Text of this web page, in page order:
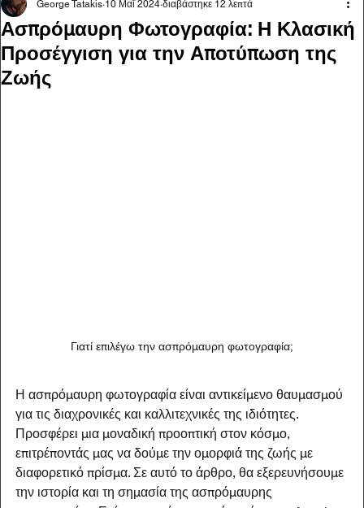
Ασπρόμαυρη Φωτογραφία: Η Κλασική
Προσέγγιση για την Αποτύπωση της
Ζωής
George Tatakis 10 Μαΐ 2024 διαβάστηκε 12 λεπτά
Γιατί επιλέγω την ασπρόμαυρη φωτογραφία;
Η ασπρόμαυρη φωτογραφία είναι αντικείμενο θαυμασμού
για τις διαχρονικές και καλλιτεχνικές της ιδιότητες.
Προσφέρει μια μοναδική προοπτική στον κόσμο,
επιτρέποντάς μας να δούμε την ομορφιά της ζωής με
διαφορετικό πρίσμα. Σε αυτό το άρθρο, θα εξερευνήσουμε
την ιστορία και τη σημασία της ασπρόμαυρης